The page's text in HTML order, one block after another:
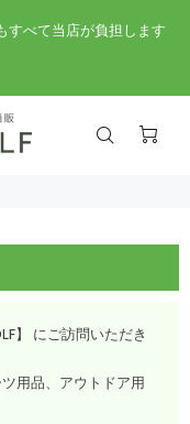
べて当店が負担します
】 にご訪問いただき
用品、アウトドア用